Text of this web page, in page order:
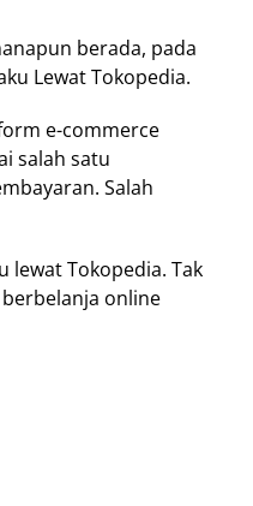
berada, pada
Lewat Tokopedia.
e-commerce
salah satu
Salah
lewat Tokopedia. Tak
online